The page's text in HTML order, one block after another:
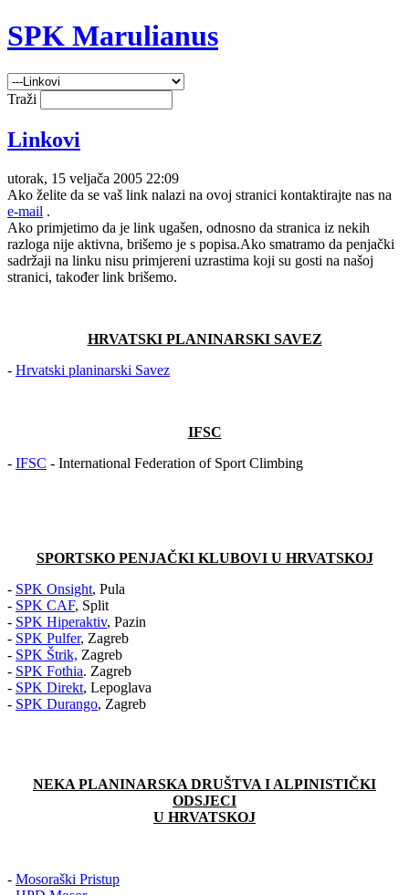
SPK Marulianus
Traži
Linkovi
utorak, 15 veljača 2005 22:09
Ako želite da se vaš link nalazi na ovoj stranici kontaktirajte nas na
e-mail .
Ako primjetimo da je link ugašen, odnosno da stranica iz nekih
razloga nije aktivna, brišemo je s popisa.Ako smatramo da penjački
sadržaji na linku nisu primjereni uzrastima koji su gosti na našoj
stranici, također link brišemo.
HRVATSKI PLANINARSKI SAVEZ
- Hrvatski planinarski Savez
IFSC
- IFSC - International Federation of Sport Climbing
SPORTSKO PENJAČKI KLUBOVI U HRVATSKOJ
- SPK Onsight, Pula
- SPK CAF, Split
- SPK Hiperaktiv, Pazin
- SPK Pulfer, Zagreb
- SPK Štrik, Zagreb
- SPK Fothia. Zagreb
- SPK Direkt, Lepoglava
- SPK Durango, Zagreb
NEKA PLANINARSKA DRUŠTVA I ALPINISTIČKI
ODSJECI
U HRVATSKOJ
- Mosoraški Pristup